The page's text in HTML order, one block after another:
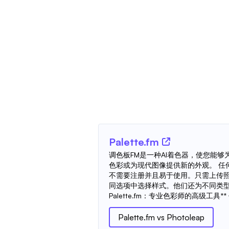
Palette.fm
调色板FM是一种AI着色器，使您能够
色彩或为现代图像提供新的外观。
不需要注册并且易于使用。只需上传
同选项中选择样式。他们还为不同类
Palette.fm：专业色彩师的高级工具**
Palette.fm vs Photoleap